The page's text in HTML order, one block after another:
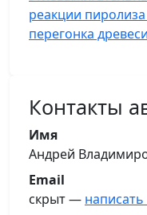
реакции
перегонка
Контакты
Имя
Андрей
Email
скрыт —